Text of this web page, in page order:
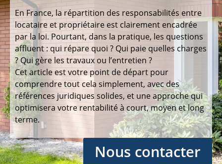
En France, la répartition des responsabilités entre
locataire et propriétaire est clairement encadrée
par la loi. Pourtant, dans la pratique, les questions
affluent : qui répare quoi ? Qui paie quelles charges
? Qui gère les travaux ou l’entretien ?
Cet article est votre point de départ pour
comprendre tout cela simplement, avec des
références juridiques solides, et une approche qui
optimisera votre rentabilité à court, moyen et long
terme.
Nous contacter